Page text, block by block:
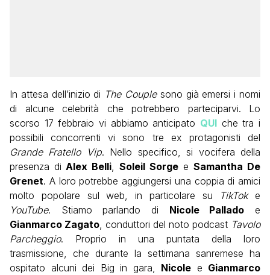
In attesa dell’inizio di The Couplesono già emersi i nomi
di alcune celebrità che potrebbero parteciparvi. Lo
scorso 17 febbraio vi abbiamo anticipato QUI che tra i
possibili concorrenti vi sono tre ex protagonisti del
Grande Fratello
Vip. Nello specifico, si vocifera della
presenza di Alex Belli, Soleil Sorge e Samantha De
Grenet. A loro potrebbe aggiungersi una coppia di amici
molto popolare sul web, in particolare su
TikToke
YouTube. Stiamo parlando di Nicole Pallado e
Gianmarco Zagato, conduttori del noto podcast Tavolo
Parcheggio. Proprio in una puntata della loro
trasmissione, che durante la settimana sanremese ha
ospitato alcuni dei Big in gara, Nicole e Gianmarco